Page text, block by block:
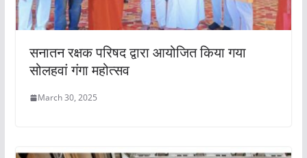
सनातन रक्षक परिषद द्वारा आयोजित किया गया
सोलहवां गंगा महोत्सव
March 30, 2025